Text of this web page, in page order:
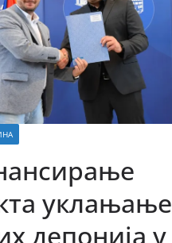
уклањање
депонија у